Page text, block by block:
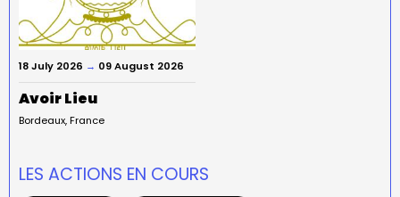
18 July 2026 → 09 August 2026
Avoir Lieu
Bordeaux France
LES ACTIONS EN COURS